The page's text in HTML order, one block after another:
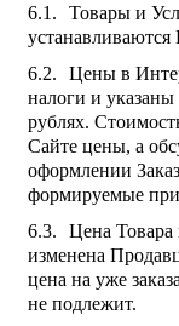
Товары и
Цены в
налоги и
рублях.
Сайте цены, а
оформлении
формируемые при
Цена Товара
изменена
цена на уже
не подлежит.